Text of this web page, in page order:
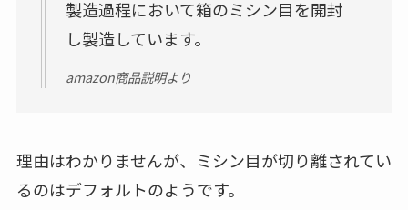
製造過程において箱のミシン目を開封
し製造しています。
amazon商品説明より
理由はわかりませんが、ミシン目が切り離されてい
るのはデフォルトのようです。